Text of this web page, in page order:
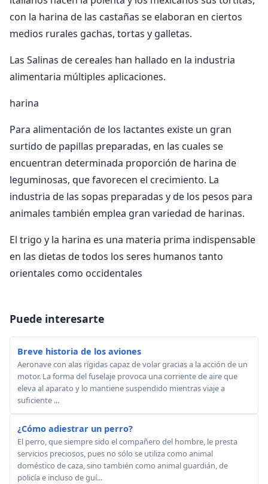
con la harina de las castañas se elaboran en ciertos
medios rurales gachas, tortas y galletas.
Las Salinas de cereales han hallado en la industria
alimentaria múltiples aplicaciones.
harina
Para alimentación de los lactantes existe un gran
surtido de papillas preparadas, en las cuales se
encuentran determinada proporción de harina de
leguminosas, que favorecen el crecimiento. La
industria de las sopas preparadas y de los pesos para
animales también emplea gran variedad de harinas.
El trigo y la harina es una materia prima indispensable
en las dietas de todos los seres humanos tanto
orientales como occidentales
Puede interesarte
Breve historia de los aviones
Aeronave con alas rígidas capaz de volar gracias a la acción de un
motor. La forma del fuselaje provoca una corriente de aire que
eleva al aparato y lo mantiene suspendido mientras viaje a
suficiente ...
¿Cómo adiestrar un perro?
El perro, que siempre sido el compañero del hombre, le presta
servicios preciosos, pues no sólo se utiliza como animal
doméstico de caza, sino también como animal guardián, de
policía e incluso de guí...